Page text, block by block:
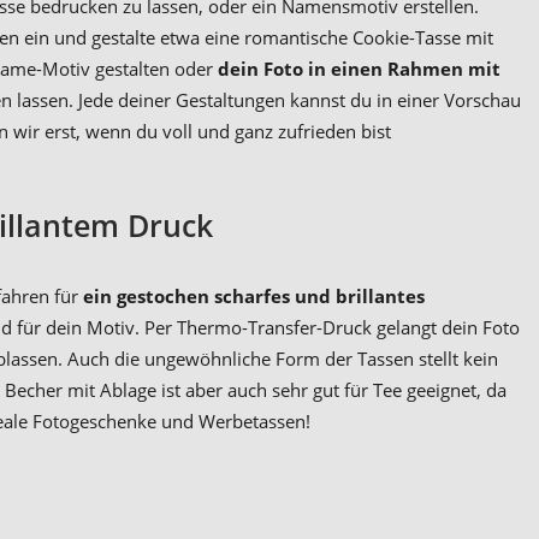
bedrucken zu lassen, oder ein Namensmotiv erstellen.
ein und gestalte etwa eine romantische Cookie-Tasse mit
Motiv gestalten oder dein Foto in einen Rahmen mit
Jede deiner Gestaltungen kannst du in einer Vorschau
wir erst, wenn du voll und ganz zufrieden bist
Druck
für ein gestochen scharfes und brillantes
dein Motiv. Per Thermo-Transfer-Druck gelangt dein Foto
Auch die ungewöhnliche Form der Tassen stellt kein
mit Ablage ist aber auch sehr gut für Tee geeignet, da
Fotogeschenke und Werbetassen!